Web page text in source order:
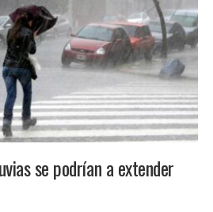
se podrían a extender